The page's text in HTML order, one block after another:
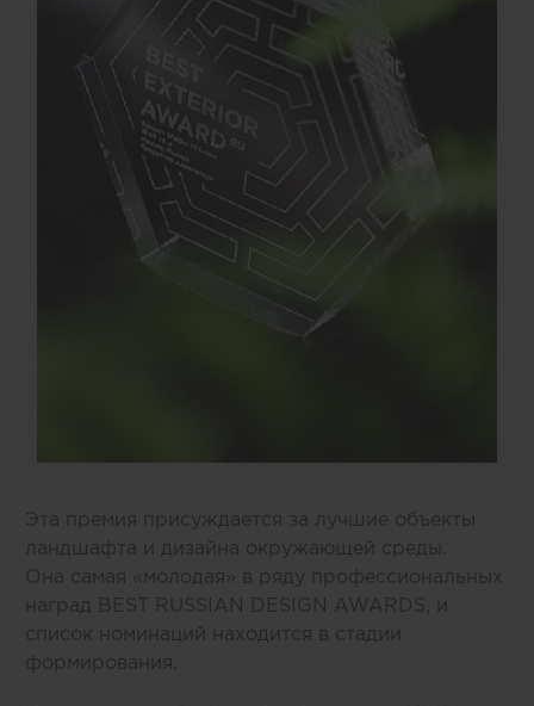
Эта премия присуждается за лучшие объекты
ландшафта и дизайна окружающей среды.
Она самая «молодая» в ряду профессиональных
наград BEST RUSSIAN DESIGN AWARDS, и
список номинаций находится в стадии
формирования.